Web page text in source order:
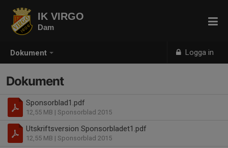
Dokument Logga in
IK VIRGO
Dam
Dokument
Sponsorblad1.pdf
12,55 MB | Sponsorblad 2015
Utskriftsversion Sponsorbladet1.pdf
12,55 MB | Sponsorblad 2015